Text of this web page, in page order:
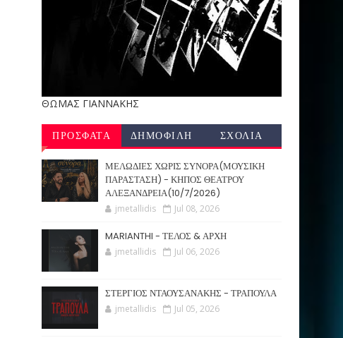
ΘΩΜΑΣ ΓΙΑΝΝΑΚΗΣ
ΠΡΟΣΦΑΤΑ ΔΗΜΟΦΙΛΗ ΣΧΟΛΙΑ
ΜΕΛΩΔΙΕΣ ΧΩΡΙΣ ΣΥΝΟΡΑ(ΜΟΥΣΙΚΗ
ΠΑΡΑΣΤΑΣΗ) - ΚΗΠΟΣ ΘΕΑΤΡΟΥ
ΑΛΕΞΑΝΔΡΕΙΑ(10/7/2026)
jmetallidis Jul 08, 2026
MARIANTHI - ΤΕΛΟΣ & ΑΡΧΗ
jmetallidis Jul 06, 2026
ΣΤΕΡΓΙΟΣ ΝΤΑΟΥΣΑΝΑΚΗΣ - ΤΡΑΠΟΥΛΑ
jmetallidis Jul 05, 2026